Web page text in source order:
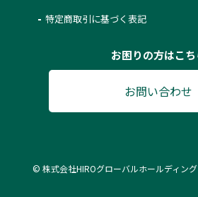
特定商取引に基づく表記
お困りの方はこち
お問い合わせ
© 株式会社HIROグローバルホールディン